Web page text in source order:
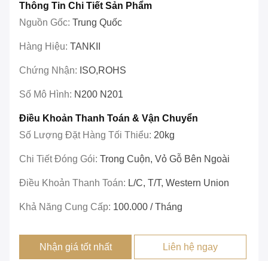
Thông Tin Chi Tiết Sản Phẩm
Nguồn Gốc: Trung Quốc
Hàng Hiệu: TANKII
Chứng Nhận: ISO,ROHS
Số Mô Hình: N200 N201
Điều Khoản Thanh Toán & Vận Chuyển
Số Lượng Đặt Hàng Tối Thiểu: 20kg
Chi Tiết Đóng Gói: Trong Cuộn, Vỏ Gỗ Bên Ngoài
Điều Khoản Thanh Toán: L/c, T/T, Western Union
Khả Năng Cung Cấp: 100.000 / Tháng
Nhận giá tốt nhất Liên hệ ngay